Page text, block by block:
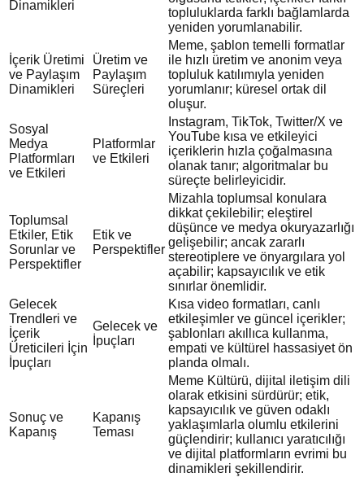
Dinamikleri
topluluklarda farklı bağlamlarda
yeniden yorumlanabilir.
İçerik Üretimi
ve Paylaşım
Dinamikleri
Üretim ve
Paylaşım
Süreçleri
Meme, şablon temelli formatlar
ile hızlı üretim ve anonim veya
topluluk katılımıyla yeniden
yorumlanır; küresel ortak dil
oluşur.
Sosyal
Medya
Platformları
ve Etkileri
Platformlar
ve Etkileri
Instagram, TikTok, Twitter/X ve
YouTube kısa ve etkileyici
içeriklerin hızla çoğalmasına
olanak tanır; algoritmalar bu
süreçte belirleyicidir.
Toplumsal
Etkiler, Etik
Sorunlar ve
Perspektifler
Etik ve
Perspektifler
Mizahla toplumsal konulara
dikkat çekilebilir; eleştirel
düşünce ve medya okuryazarlığı
gelişebilir; ancak zararlı
stereotiplere ve önyargılara yol
açabilir; kapsayıcılık ve etik
sınırlar önemlidir.
Gelecek
Trendleri ve
İçerik
Üreticileri İçin
İpuçları
Gelecek ve
İpuçları
Kısa video formatları, canlı
etkileşimler ve güncel içerikler;
şablonları akıllıca kullanma,
empati ve kültürel hassasiyet ön
planda olmalı.
Sonuç ve
Kapanış
Kapanış
Teması
Meme Kültürü, dijital iletişim dili
olarak etkisini sürdürür; etik,
kapsayıcılık ve güven odaklı
yaklaşımlarla olumlu etkilerini
güçlendirir; kullanıcı yaratıcılığı
ve dijital platformların evrimi bu
dinamikleri şekillendirir.